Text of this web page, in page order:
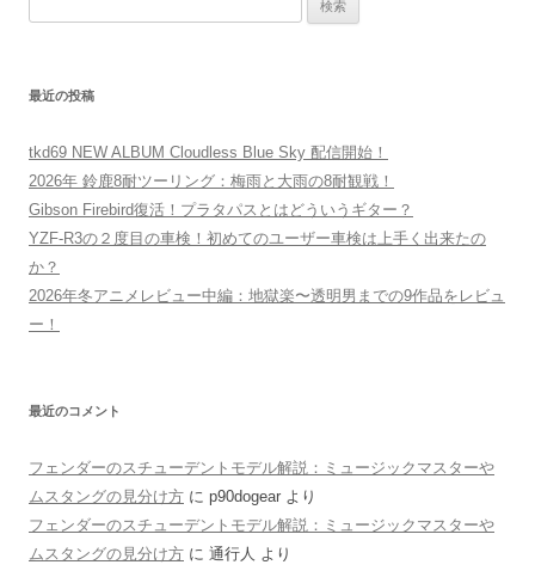
索:
最近の投稿
tkd69 NEW ALBUM Cloudless Blue Sky 配信開始！
2026年 鈴鹿8耐ツーリング：梅雨と大雨の8耐観戦！
Gibson Firebird復活！プラタパスとはどういうギター？
YZF-R3の２度目の車検！初めてのユーザー車検は上手く出来たの
か？
2026年冬アニメレビュー中編：地獄楽〜透明男までの9作品をレビュ
ー！
最近のコメント
フェンダーのスチューデントモデル解説：ミュージックマスターや
ムスタングの見分け方 に p90dogear より
フェンダーのスチューデントモデル解説：ミュージックマスターや
ムスタングの見分け方 に 通行人 より